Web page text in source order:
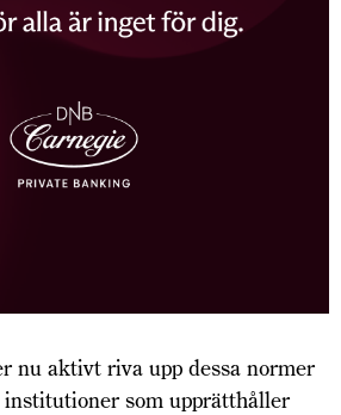
nu aktivt riva upp dessa normer
som upprätthåller